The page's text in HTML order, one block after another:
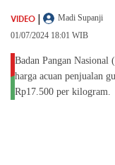
VIDEO |
Madi Supanji
01/07/2024 18:01 WIB
Badan Pangan Nasional
harga acuan penjualan
Rp17.500 per kilogram.